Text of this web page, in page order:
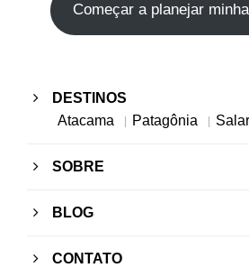
Começar a planejar
DESTINOS
Atacama
Patagônia
SOBRE
BLOG
CONTATO